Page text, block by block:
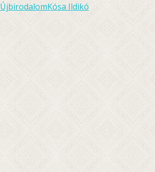
ÚjbirodalomKósa Ildikó